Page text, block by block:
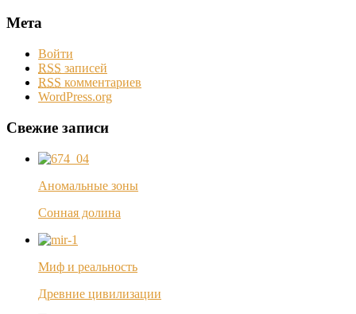
Мета
Войти
RSS записей
RSS комментариев
WordPress.org
Свежие записи
Аномальные зоны
Сонная долина
Миф и реальность
Древние цивилизации